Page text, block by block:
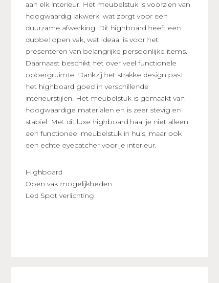
aan elk interieur. Het meubelstuk is voorzien van
hoogwaardig lakwerk, wat zorgt voor een
duurzame afwerking. Dit highboard heeft een
dubbel open vak, wat ideaal is voor het
presenteren van belangrijke persoonlijke items.
Daarnaast beschikt het over veel functionele
opbergruimte. Dankzij het strakke design past
het highboard goed in verschillende
interieurstijlen. Het meubelstuk is gemaakt van
hoogwaardige materialen en is zeer stevig en
stabiel. Met dit luxe highboard haal je niet alleen
een functioneel meubelstuk in huis, maar ook
een echte eyecatcher voor je interieur.
Highboard
Open vak mogelijkheden
Led Spot verlichting